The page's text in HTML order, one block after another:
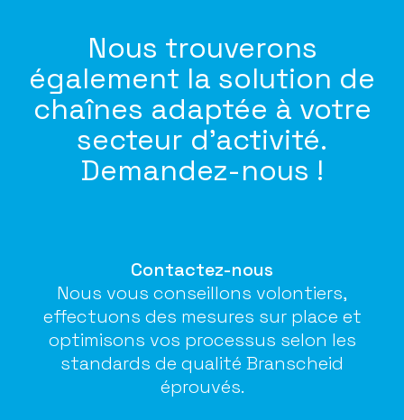
Nous trouverons
également la solution de
chaînes adaptée à votre
secteur d’activité.
Demandez-nous !
Contactez-nous
Nous vous conseillons volontiers,
effectuons des mesures sur place et
optimisons vos processus selon les
standards de qualité Branscheid
éprouvés.